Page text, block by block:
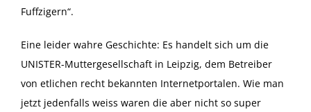
Fuffzigern“.
Eine leider wahre Geschichte: Es handelt sich um die
UNISTER-Muttergesellschaft in Leipzig, dem Betreiber
von etlichen recht bekannten Internetportalen. Wie man
jetzt jedenfalls weiss waren die aber nicht so super